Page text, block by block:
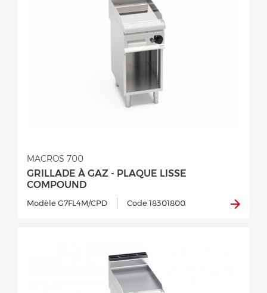
GRILLADE À GAZ - PLAQUE LISSE
COMPOUND
MACROS 700
Modèle G7FL4M/CPD Code 18301800